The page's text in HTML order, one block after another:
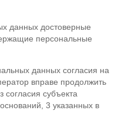
данных достоверные
персональные
данных согласия на
вправе продолжить
субъекта
3 указанных в